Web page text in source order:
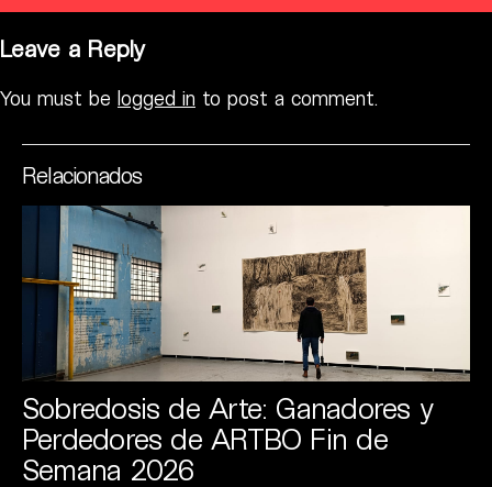
Leave a Reply
You must be logged in to post a comment.
Relacionados
Sobredosis de Arte: Ganadores y
Perdedores de ARTBO Fin de
Semana 2026